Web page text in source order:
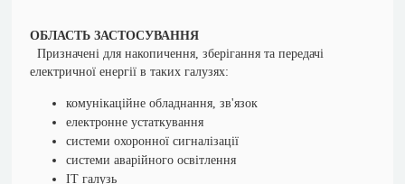
ОБЛАСТЬ ЗАСТОСУВАННЯ
Призначені для накопичення, зберігання та передачі
електричної енергії в таких галузях:
комунікаційне обладнання, зв'язок
електронне устаткування
системи охоронної сигналізації
системи аварійного освітлення
ІТ галузь